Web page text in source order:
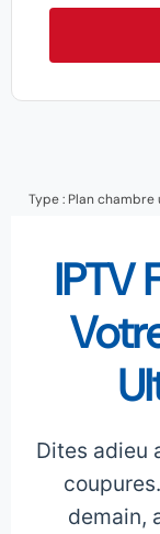
Type : Plan chambre
IPTV
Dites adieu
demain,